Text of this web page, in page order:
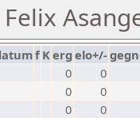
f Kerg elo+/-
0
0
0
0
0
0